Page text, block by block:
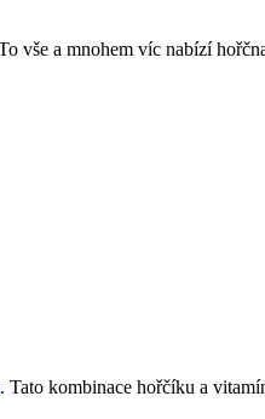
vše a mnohem víc nabízí
. Tato kombinace hořčíku a